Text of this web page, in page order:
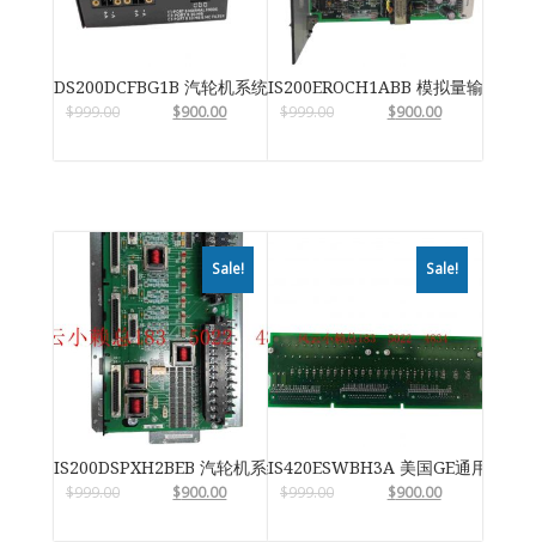
DS200DCFBG1B 汽轮机系统卡件
$999.00 $900.00
IS200EROCH1ABB 模拟量输入输
$999.00 $900.00
Sale!
IS200DSPXH2BEB 汽轮机系统卡件
$999.00 $900.00
Sale!
IS420ESWBH3A 美国GE通用电气
$999.00 $900.00